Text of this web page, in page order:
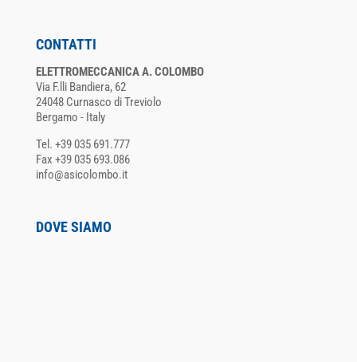
CONTATTI
ELETTROMECCANICA A. COLOMBO
Via F.lli Bandiera, 62
24048 Curnasco di Treviolo
Bergamo - Italy
Tel. +39 035 691.777
Fax +39 035 693.086
info@asicolombo.it
DOVE SIAMO